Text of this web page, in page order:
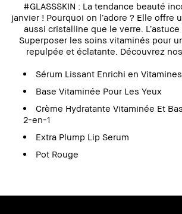
#GLASSSKIN : La tendance beauté
janvier ! Pourquoi on l’adore ? Elle offre
aussi cristalline que le verre.
Superposer les soins vitaminés pour
repulpée et éclatante. Découvrez
Sérum Lissant Enrichi en Vitamines
Base Vitaminée Pour Les Yeux
Crème Hydratante Vitaminée Et
2-en-1
Extra Plump Lip Serum
Pot Rouge